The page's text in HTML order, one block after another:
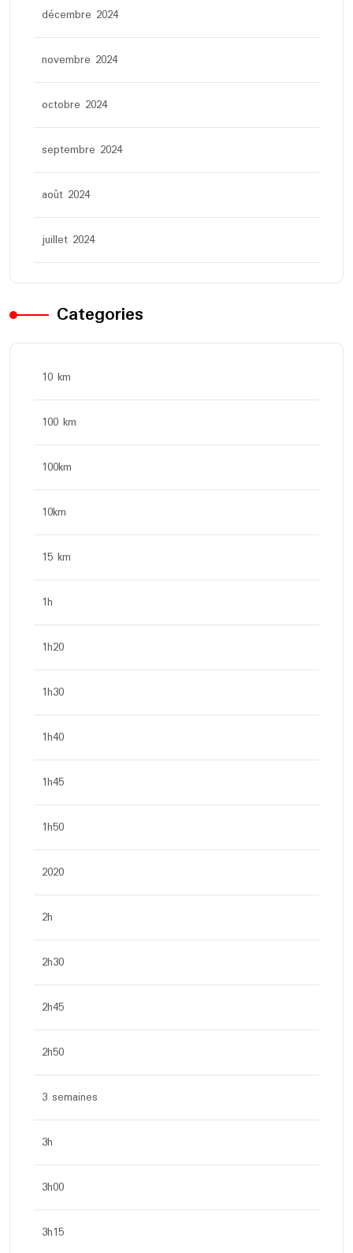
décembre 2024
novembre 2024
octobre 2024
septembre 2024
août 2024
juillet 2024
Categories
10 km
100 km
100km
10km
15 km
1h
1h20
1h30
1h40
1h45
1h50
2020
2h
2h30
2h45
2h50
3 semaines
3h
3h00
3h15